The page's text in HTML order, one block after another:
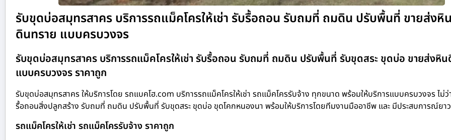
รับขุดบ่อสมุทรสาคร บริการรถแม็คโครให้เช่า รับรื้อถอน รับถมที่ ถมดิน ปรับพื้นที่ ขายส่งหิ
ดินทราย แบบครบวงจร
รับขุดบ่อสมุทรสาคร บริการรถแม็คโครให้เช่า รับรื้อถอน รับถมที่ ถมดิน ปรับพื้นที่ รับขุดสระ ขุดบ่อ ขายส่งหิ
แบบครบวงจร ราคาถูก
รับขุดบ่อสมุทรสาคร ให้บริการโดย รถแบคโฮ.com บริการรถแม็คโครให้เช่า รถแม็คโครรับจ้าง ทุกขนาด พร้อมให้บริการแบบครบวงจร ไม่ว่
รื้อถอนสิ่งปลูกสร้าง รับถมที่ ถมดิน ปรับพื้นที่ รับขุดสระ ขุดบ่อ ขุดโคกหนองนา พร้อมให้บริการโดยทีมงานมืออาชีพ และ มีประสบการณ์ยา
รถแม็คโครให้เช่า รถแม็คโครรับจ้าง ราคาถูก